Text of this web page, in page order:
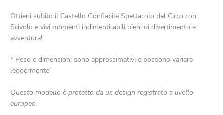
Ottieni subito il Castello Gonfiabile Spettacolo del Circo con
Scivolo e vivi momenti indimenticabili pieni di divertimento e
avventura!
* Peso e dimensioni sono approssimativi e possono variare
leggermente
Questo modello è protetto da un design registrato a livello
europeo.